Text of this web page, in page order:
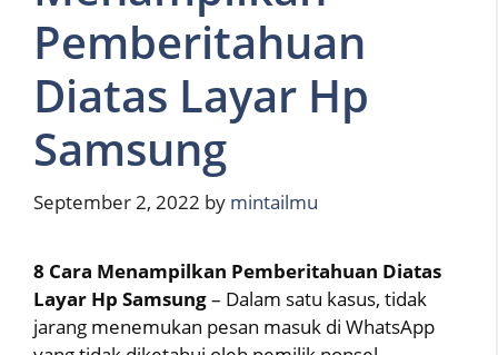
Pemberitahuan
Diatas Layar Hp
Samsung
September 2, 2022 by mintailmu
8 Cara Menampilkan Pemberitahuan Diatas
Layar Hp Samsung– Dalam satu kasus, tidak
jarang menemukan pesan masuk di WhatsApp